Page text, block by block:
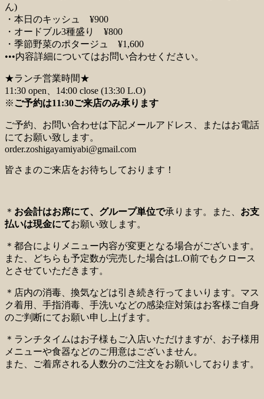
ん)
・本日のキッシュ ¥900
・オードブル3種盛り ¥800
・季節野菜のポタージュ ¥1,600
•••内容詳細についてはお問い合わせください。
★ランチ営業時間★
11:30 open、14:00 close (13:30 L.O)
※ ご予約は11:30ご来店のみ承ります
ご予約、お問い合わせは下記メールアドレス、またはお電話
にてお願い致します。
order.zoshigayamiyabi@gmail.com
皆さまのご来店をお待ちしております！
＊ お会計はお席にて、グループ単位で承ります。また、 お支
払いは現金にてお願い致します。
＊都合によりメニュー内容が変更となる場合がございます。
また、どちらも予定数が完売した場合はL.O前でもクロース
とさせていただきます。
＊店内の消毒、換気などは引き続き行ってまいります。マス
ク着用、手指消毒、手洗いなどの感染症対策はお客様ご自身
のご判断にてお願い申し上げます。
＊ランチタイムはお子様もご入店いただけますが、お子様用
メニューや食器などのご用意はございません。
また、ご着席される人数分のご注文をお願いしております。